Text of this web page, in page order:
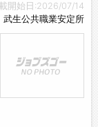
開始日:2026/07/14
武生公共職業安定所